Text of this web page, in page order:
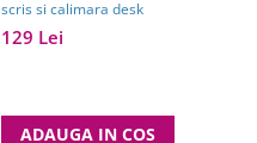
scris si calimara desk
129 Lei
ADAUGA IN COS